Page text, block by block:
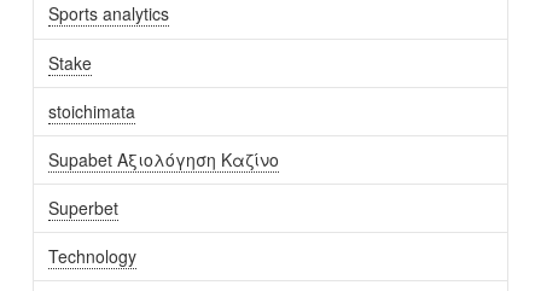
Sports analytics
Stake
stoichimata
Supabet Αξιολόγηση Καζίνο
Superbet
Technology